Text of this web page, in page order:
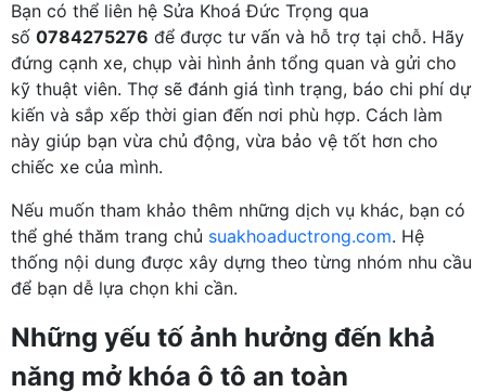
Bạn có thể liên hệ Sửa Khoá Đức Trọng qua
số 0784275276 để được tư vấn và hỗ trợ tại chỗ. Hãy
đứng cạnh xe, chụp vài hình ảnh tổng quan và gửi cho
kỹ thuật viên. Thợ sẽ đánh giá tình trạng, báo chi phí dự
kiến và sắp xếp thời gian đến nơi phù hợp. Cách làm
này giúp bạn vừa chủ động, vừa bảo vệ tốt hơn cho
chiếc xe của mình.
Nếu muốn tham khảo thêm những dịch vụ khác, bạn có
thể ghé thăm trang chủ suakhoaductrong.com. Hệ
thống nội dung được xây dựng theo từng nhóm nhu cầu
để bạn dễ lựa chọn khi cần.
Những yếu tố ảnh hưởng đến khả
năng mở khóa ô tô an toàn